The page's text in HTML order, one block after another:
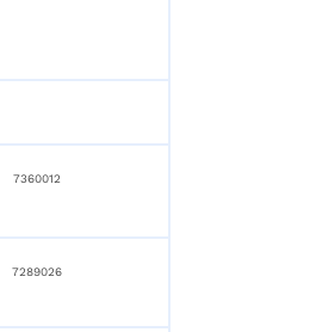
7360012
7289026